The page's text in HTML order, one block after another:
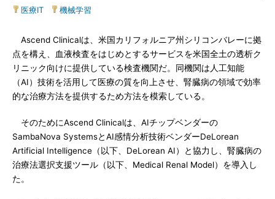
医療IT 機械学習
Ascend Clinicalは、米国カリフォルニア州シリコンバレーに拠
点を構え、血液検査をはじめとするサービスを米国全土の透析ク
リニック向けに提供している検査機関だ。同機関は人工知能
（AI）技術を活用して医療の質を向上させ、腎臓病の領域で効率
的な治療方法を提供するため方法を模索している。
そのためにAscend Clinicalは、AIチップベンダーの
SambaNova SystemsとAI感情分析技術ベンダーDeLorean
Artificial Intelligence（以下、DeLorean AI）と協力し、腎臓病の
治療法選択支援ツール（以下、Medical Renal Model）を導入し
た。